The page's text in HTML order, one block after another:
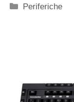
Categorie
Periferiche